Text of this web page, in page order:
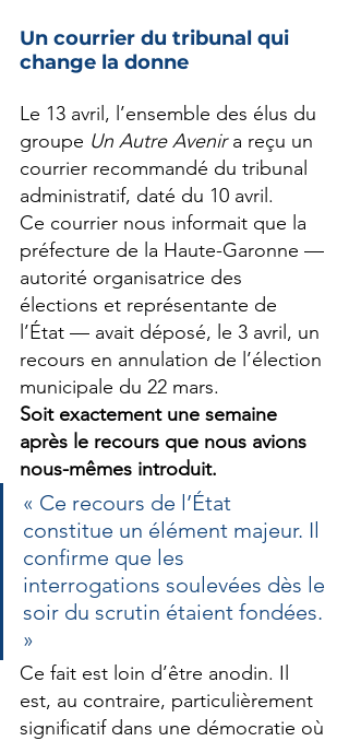
Un courrier du tribunal qui
change la donne
Le 13 avril, l’ensemble des élus du
groupe Un Autre Avenir a reçu un
courrier recommandé du tribunal
administratif, daté du 10 avril.
Ce courrier nous informait que la
préfecture de la Haute-Garonne —
autorité organisatrice des
élections et représentante de
l’État — avait déposé, le 3 avril, un
recours en annulation de l’élection
municipale du 22 mars.
Soit exactement une semaine
après le recours que nous avions
nous-mêmes introduit.
« Ce recours de l’État
constitue un élément majeur. Il
confirme que les
interrogations soulevées dès le
soir du scrutin étaient fondées.
»
Ce fait est loin d’être anodin. Il
est, au contraire, particulièrement
significatif dans une démocratie où